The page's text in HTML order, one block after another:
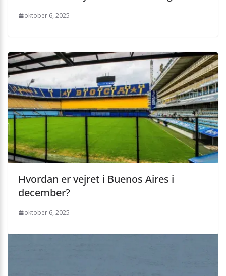
oktober 6, 2025
Hvordan er vejret i Buenos Aires i
december?
oktober 6, 2025